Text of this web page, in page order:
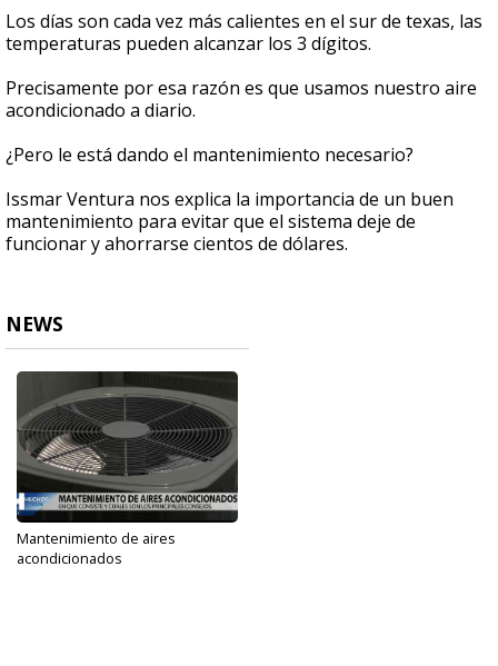
3
minutes,
9
Los días son cada vez más calientes en el sur de texas, las
temperaturas pueden alcanzar los 3 dígitos.
Precisamente por esa razón es que usamos nuestro aire
acondicionado a diario.
¿Pero le está dando el mantenimiento necesario?
Issmar Ventura nos explica la importancia de un buen
mantenimiento para evitar que el sistema deje de
funcionar y ahorrarse cientos de dólares.
NEWS
Mantenimiento de aires
acondicionados